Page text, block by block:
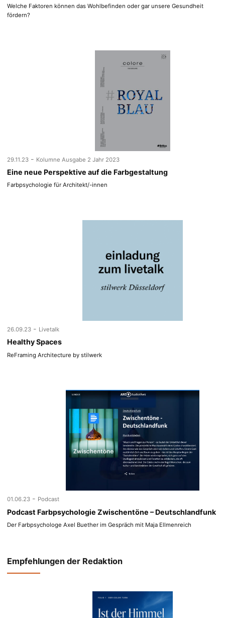
Welche Faktoren können das Wohlbefinden oder gar unsere Gesundheit
fördern?
29.11.23 - Kolumne Ausgabe 2 Jahr 2023
Eine neue Perspektive auf die Farbgestaltung
Farbpsychologie für Architekt/-innen
26.09.23 - Livetalk
Healthy Spaces
ReFraming Architecture by stilwerk
01.06.23 - Podcast
Podcast Farbpsychologie Zwischentöne – Deutschlandfunk
Der Farbpsychologe Axel Buether im Gespräch mit Maja Ellmenreich
Empfehlungen der Redaktion